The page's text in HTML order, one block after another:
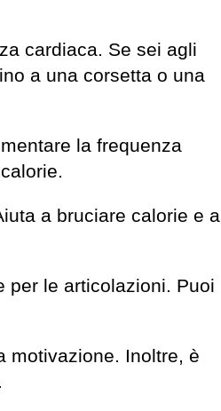
cardiaca. Se sei agli
a una corsetta o una
la frequenza
a bruciare calorie e a
per le articolazioni. Puoi
motivazione. Inoltre, è